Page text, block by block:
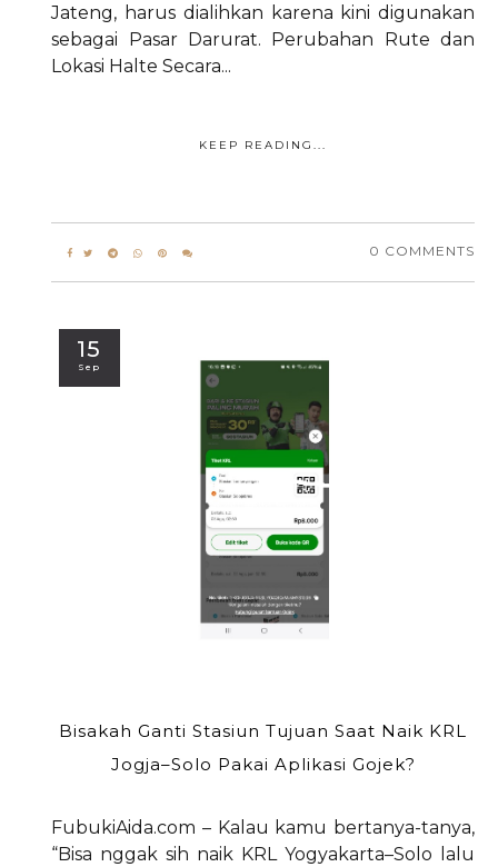
Jateng, harus dialihkan karena kini digunakan
sebagai Pasar Darurat. Perubahan Rute dan
Lokasi Halte Secara...
KEEP READING...
0 COMMENTS
15
Sep
Bisakah Ganti Stasiun Tujuan Saat Naik KRL
Jogja–Solo Pakai Aplikasi Gojek?
FubukiAida.com – Kalau kamu bertanya-tanya,
“Bisa nggak sih naik KRL Yogyakarta–Solo lalu